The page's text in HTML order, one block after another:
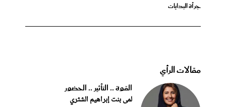
جرأة البدايات
مقالات الرأي
القوة .. التأثير .. الحضور
لمى بنت إبراهيم الشثري